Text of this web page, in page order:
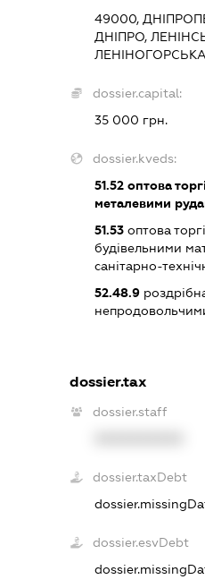
49000,
ДНІПРО,
dossier.capital:
35 000 грн.
dossier.kveds:
51.52оптова
металевими
51.53оптова
будівельними
санітарно-
52.48.9
dossier.tax
dossier.staff
dossier.taxDebt
dossier.esvDebt